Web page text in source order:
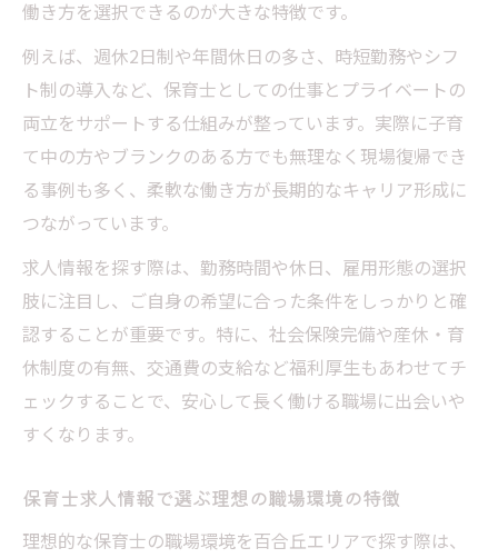
保育士募集に強い求人サイト活用のコツ
転職市場で注目される保育士職の条件比較
転職希望者が知りたい保育士給与と福利厚生
保育士の給与相場と手取り額の実態を徹底
解説
転職で変わる保育士給与と支援制度のポイ
ント
保育士求人情報から見る手取りアップの方
法
保育士求人を選ぶなら百合丘で注目ポイント
百合丘の保育士求人で重視すべき条件とは
働き方を選択できるのが大きな特徴です。
例えば、週休2日制や年間休日の多さ、時短勤務やシフ
ト制の導入など、保育士としての仕事とプライベートの
両立をサポートする仕組みが整っています。実際に子育
て中の方やブランクのある方でも無理なく現場復帰でき
る事例も多く、柔軟な働き方が長期的なキャリア形成に
つながっています。
求人情報を探す際は、勤務時間や休日、雇用形態の選択
肢に注目し、ご自身の希望に合った条件をしっかりと確
認することが重要です。特に、社会保険完備や産休・育
休制度の有無、交通費の支給など福利厚生もあわせてチ
ェックすることで、安心して長く働ける職場に出会いや
すくなります。
保育士求人情報で選ぶ理想の職場環境の特徴
理想的な保育士の職場環境を百合丘エリアで探す際は、